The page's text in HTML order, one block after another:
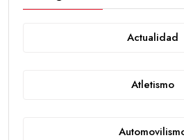
Actualidad
Atletismo